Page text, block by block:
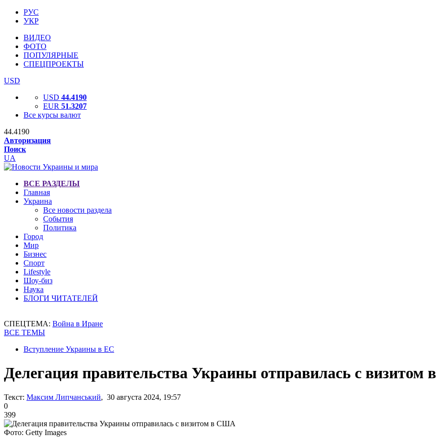
РУС
УКР
ВИДЕО
ФОТО
ПОПУЛЯРНЫЕ
СПЕЦПРОЕКТЫ
USD
USD 44.4190
EUR 51.3207
Все курсы валют
44.4190
Авторизация
Поиск
UA
ВСЕ РАЗДЕЛЫ
Главная
Украина
Все новости раздела
События
Политика
Город
Мир
Бизнес
Спорт
Lifestyle
Шоу-биз
Наука
БЛОГИ ЧИТАТЕЛЕЙ
СПЕЦТЕМА: Война в Иране
ВСЕ ТЕМЫ
Вступление Украины в ЕС
Делегация правительства Украины отправилась с
Текст: Максим Липчанський, 30 августа 2024, 19:57
0
399
Фото: Getty Images